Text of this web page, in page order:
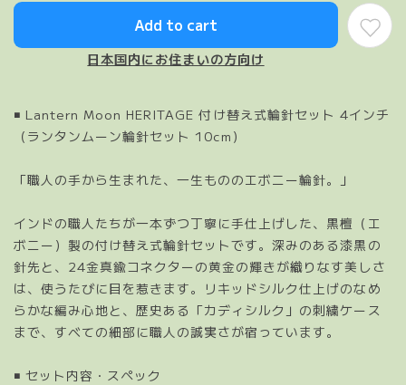
Add to cart
日本国内にお住まいの方向け
◾️ Lantern Moon HERITAGE 付け替え式輪針セット 4インチ
（ランタンムーン輪針セット 10cm）
「職人の手から生まれた、一生もののエボニー輪針。」
インドの職人たちが一本ずつ丁寧に手仕上げした、黒檀（エ
ボニー）製の付け替え式輪針セットです。深みのある漆黒の
針先と、24金真鍮コネクターの黄金の輝きが織りなす美しさ
は、使うたびに目を惹きます。リキッドシルク仕上げのなめ
らかな編み心地と、歴史ある「カディシルク」の刺繍ケース
まで、すべての細部に職人の誠実さが宿っています。
◾️ セット内容・スペック